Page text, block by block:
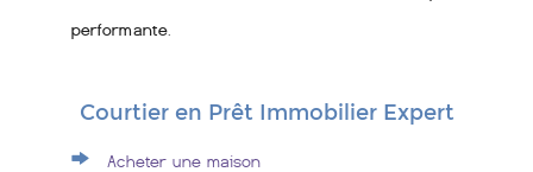
performante
Courtier en Prêt Immobilier Expert
Acheter une maison